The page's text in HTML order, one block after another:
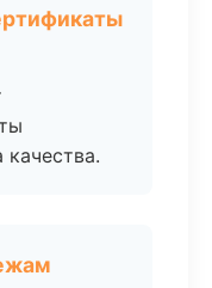
качества.